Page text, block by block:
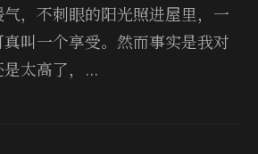
，不刺眼的阳光照进屋里，一
叫一个享受。然而事实是我对
太高了，...